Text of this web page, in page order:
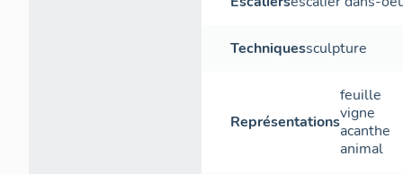
Techniquessculpture
Représentations
feuille
vigne
acanthe
animal